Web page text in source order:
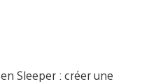
Sleeper : créer une